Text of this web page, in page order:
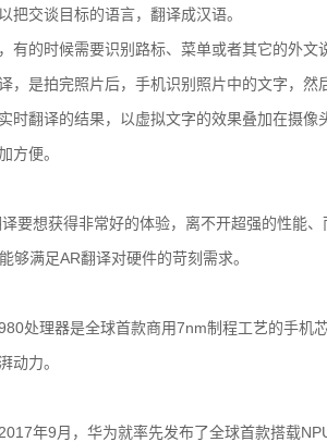
把交谈目标的语言，翻译成汉语。
的时候需要识别路标、菜单或者其它的外文
，是拍完照片后，手机识别照片中的文字，
时翻译的结果，以虚拟文字的效果叠加在摄
方便。
想获得非常好的体验，离不开超强的性能、
够满足AR翻译对硬件的苛刻需求。
理器是全球首款商用7nm制程工艺的手机
动力。
年9月，华为就率先发布了全球首款搭载